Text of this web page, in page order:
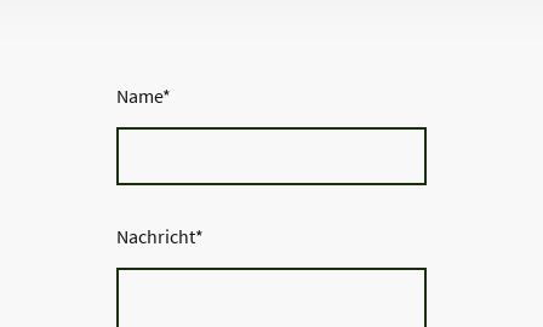
Name*
Nachricht*